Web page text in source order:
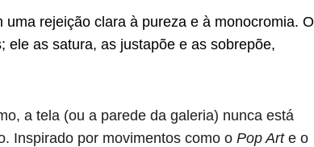
rejeição clara à pureza e à monocromia. O
ele as satura, as justapõe e as sobrepõe,
a tela (ou a parede da galeria) nunca está
Inspirado por movimentos como o Pop Art e o